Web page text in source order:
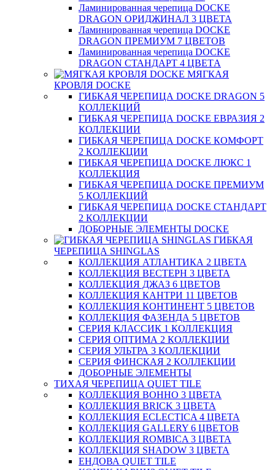
Ламинированная черепица DOCKE
DRAGON ОРИДЖИНАЛ 3 ЦВЕТА
Ламинированная черепица DOCKE
DRAGON ПРЕМИУМ 7 ЦВЕТОВ
Ламинированная черепица DOCKE
DRAGON СТАНДАРТ 4 ЦВЕТA
МЯГКАЯ
КРОВЛЯ DOCKE
ГИБКАЯ ЧЕРЕПИЦА DOCKE DRAGON 5
КОЛЛЕКЦИЙ
ГИБКАЯ ЧЕРЕПИЦА DOCKE ЕВРАЗИЯ 2
КОЛЛЕКЦИИ
ГИБКАЯ ЧЕРЕПИЦА DOCKE КОМФОРТ
2 КОЛЛЕКЦИИ
ГИБКАЯ ЧЕРЕПИЦА DOCKE ЛЮКС 1
КОЛЛЕКЦИЯ
ГИБКАЯ ЧЕРЕПИЦА DOCKE ПРЕМИУМ
5 КОЛЛЕКЦИЙ
ГИБКАЯ ЧЕРЕПИЦА DOCKE СТАНДАРТ
2 КОЛЛЕКЦИИ
ДОБОРНЫЕ ЭЛЕМЕНТЫ DOCKE
ГИБКАЯ
ЧЕРЕПИЦА SHINGLAS
КОЛЛЕКЦИЯ АТЛАНТИКА 2 ЦВЕТА
КОЛЛЕКЦИЯ ВЕСТЕРН 3 ЦВЕТА
КОЛЛЕКЦИЯ ДЖАЗ 6 ЦВЕТОВ
КОЛЛЕКЦИЯ КАНТРИ 11 ЦВЕТОВ
КОЛЛЕКЦИЯ КОНТИНЕНТ 5 ЦВЕТОВ
КОЛЛЕКЦИЯ ФАЗЕНДА 5 ЦВЕТОВ
СЕРИЯ КЛАССИК 1 КОЛЛЕКЦИЯ
СЕРИЯ ОПТИМА 2 КОЛЛЕКЦИИ
СЕРИЯ УЛЬТРА 3 КОЛЛЕКЦИИ
СЕРИЯ ФИНСКАЯ 2 КОЛЛЕКЦИИ
ДОБОРНЫЕ ЭЛЕМЕНТЫ
ТИХАЯ ЧЕРЕПИЦА QUIET TILE
КОЛЛЕКЦИЯ BOHHO 3 ЦВЕТА
КОЛЛЕКЦИЯ BRICK 3 ЦВЕТА
КОЛЛЕКЦИЯ ECLECTICA 4 ЦВЕТА
КОЛЛЕКЦИЯ GALLERY 6 ЦВЕТОВ
КОЛЛЕКЦИЯ ROMBICA 3 ЦВЕТА
КОЛЛЕКЦИЯ SHADOW 3 ЦВЕТА
ЕНДОВА QUIET TILE